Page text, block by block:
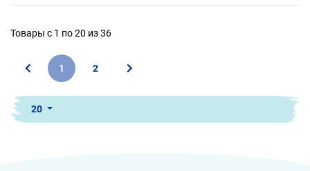
Товары с 1 по 20 из 36
1 2
20